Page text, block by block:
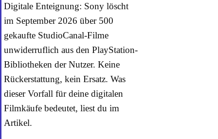
Digitale Enteignung: Sony löscht
im September 2026 über 500
gekaufte StudioCanal-Filme
unwiderruflich aus den PlayStation-
Bibliotheken der Nutzer. Keine
Rückerstattung, kein Ersatz. Was
dieser Vorfall für deine digitalen
Filmkäufe bedeutet, liest du im
Artikel.